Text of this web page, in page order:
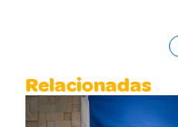
Relacionadas